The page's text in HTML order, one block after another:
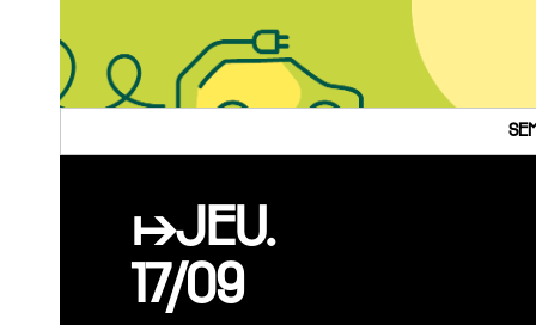
↦JEU.
17/09